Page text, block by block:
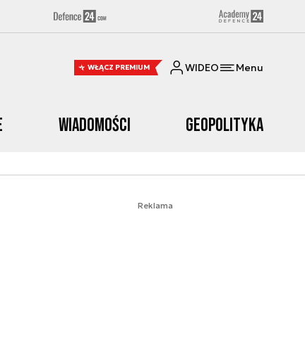
WŁĄCZ PREMIUM WIDEO Menu
Wiadomości Geopolityka
Reklama